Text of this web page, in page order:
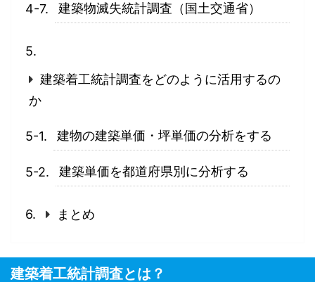
建築物滅失統計調査（国土交通省）
建築着工統計調査をどのように活用するの
か
建物の建築単価・坪単価の分析をする
建築単価を都道府県別に分析する
まとめ
建築着工統計調査とは？